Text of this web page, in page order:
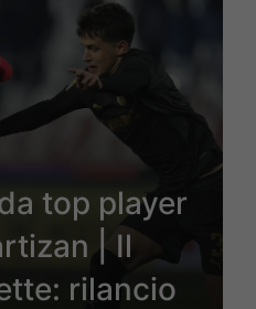
top player
| Il
rilancio